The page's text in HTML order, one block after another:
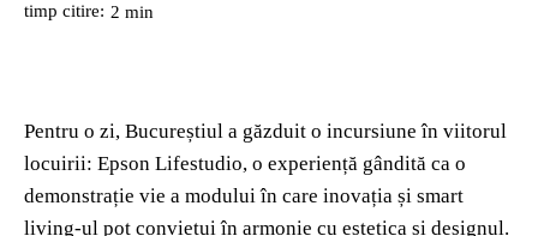
timp citire: 2 min
Pentru o zi, Bucureștiul a găzduit o incursiune în viitorul
locuirii: Epson Lifestudio, o experiență gândită ca o
demonstrație vie a modului în care inovația și smart
living-ul pot conviețui în armonie cu estetica și designul.